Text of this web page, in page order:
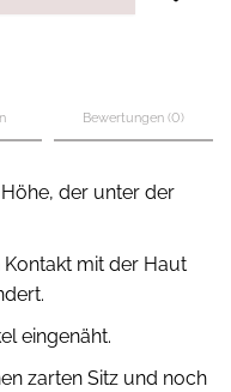
Bewertungen (0)
der unter der
Kontakt mit der Haut
eingenäht.
zarten Sitz und noch